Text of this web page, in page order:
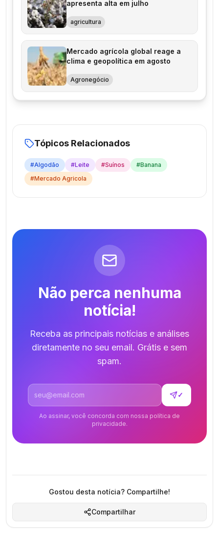
apresenta alta em julho
agricultura
Mercado agrícola global reage a
clima e geopolítica em agosto
Agronegócio
Tópicos Relacionados
#Algodão #Leite #Suínos #Banana
#Mercado Agricola
Não perca nenhuma
notícia!
Receba as principais notícias e análises
diretamente no seu email. Grátis e sem
spam.
Endereço de email
✓
Ao assinar, você concorda com nossa política de
privacidade.
Gostou desta notícia? Compartilhe!
Compartilhar